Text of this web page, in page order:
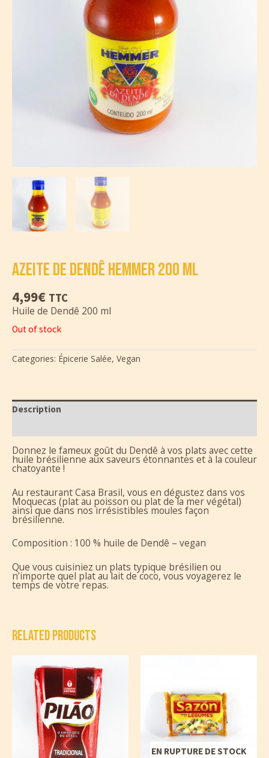
AZEITE DE DENDÊ HEMMER 200 ML
4,99€ TTC
Huile de Dendê 200 ml
Out of stock
Categories: Épicerie Salée, Vegan
Description
Donnez le fameux goût du Dendê à vos plats avec cette
huile brésilienne aux saveurs étonnantes et à la couleur
chatoyante !
Au restaurant Casa Brasil, vous en dégustez dans vos
Moquecas (plat au poisson ou plat de la mer végétal)
ainsi que dans nos irrésistibles moules façon
brésilienne.
Composition : 100 % huile de Dendê – vegan
Que vous cuisiniez un plats typique brésilien ou
n’importe quel plat au lait de coco, vous voyagerez le
temps de votre repas.
RELATED PRODUCTS
EN RUPTURE DE STOCK